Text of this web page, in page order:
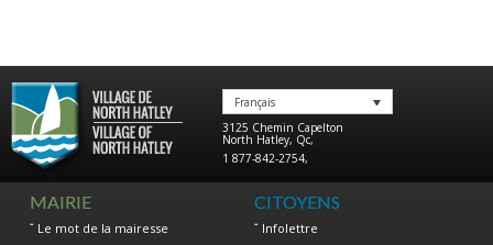
Français
3125 Chemin Capelton
North Hatley, Qc,
1 877-842-2754,
MAIRIE
Le mot de la mairesse
CITOYENS
Infolettre